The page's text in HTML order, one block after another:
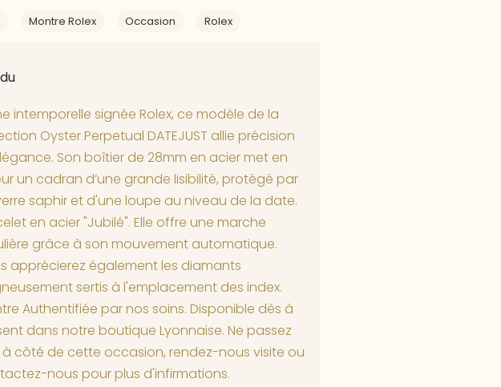
Montre Rolex Occasion Rolex
intemporelle signée Rolex, ce modèle de la
Oyster Perpetual DATEJUST allie précision
Son boîtier de 28mm en acier met en
un cadran d’une grande lisibilité, protégé par
saphir et d'une loupe au niveau de la date.
en acier "Jubilé". Elle offre une marche
grâce à son mouvement automatique.
apprécierez également les diamants
sertis à l'emplacement des index.
Authentifiée par nos soins. Disponible dès à
dans notre boutique Lyonnaise. Ne passez
côté de cette occasion, rendez-nous visite ou
nous pour plus d'infirmations.